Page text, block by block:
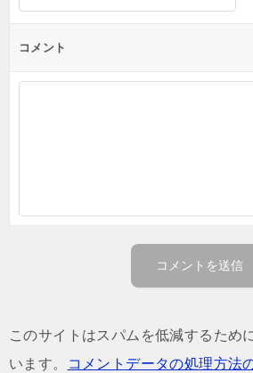
コメント
このサイトはスパムを低減するため
います。
コメントデータの処理方法